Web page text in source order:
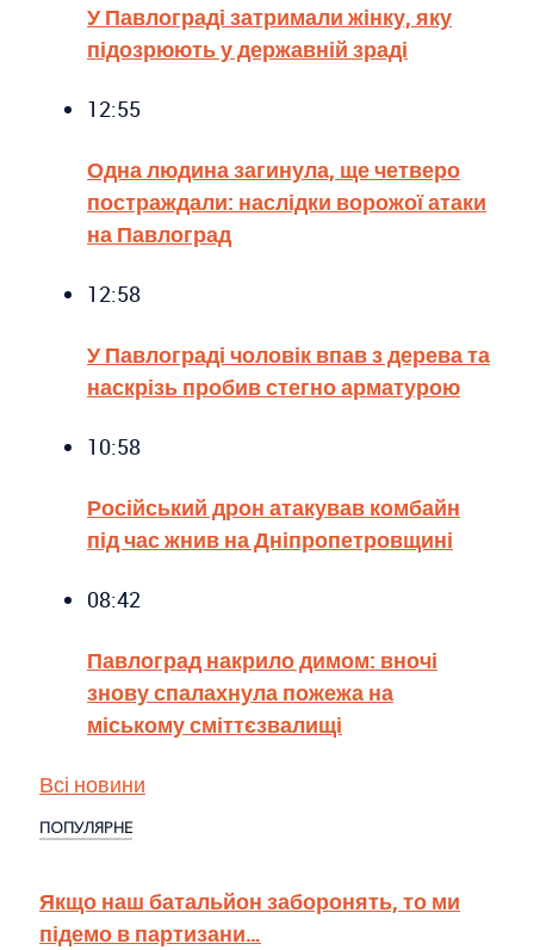
У Павлограді затримали жінку, яку
підозрюють у державній зраді
12:55
Одна людина загинула, ще четверо
постраждали: наслідки ворожої атаки
на Павлоград
12:58
У Павлограді чоловік впав з дерева та
наскрізь пробив стегно арматурою
10:58
Російський дрон атакував комбайн
під час жнив на Дніпропетровщині
08:42
Павлоград накрило димом: вночі
знову спалахнула пожежа на
міському сміттєзвалищі
Всі новини
ПОПУЛЯРНЕ
Якщо наш батальйон заборонять, то ми
підемо в партизани…